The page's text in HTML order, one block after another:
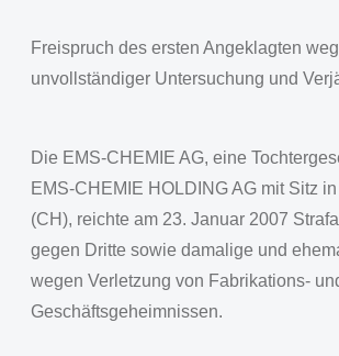
Freispruch des ersten Angeklagten
unvollständiger Untersuchung und
Die EMS-CHEMIE AG, eine
EMS-CHEMIE HOLDING AG mit Sitz
(CH), reichte am 23. Januar 2007
gegen Dritte sowie damalige und
wegen Verletzung von Fabrikations-
Geschäftsgeheimnissen.